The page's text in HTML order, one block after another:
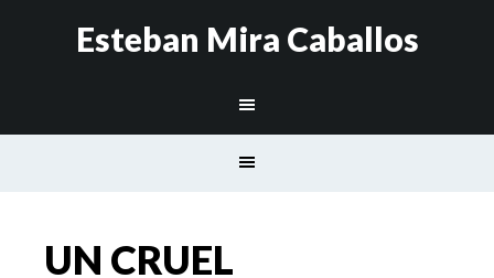
Esteban Mira Caballos
UN CRUEL